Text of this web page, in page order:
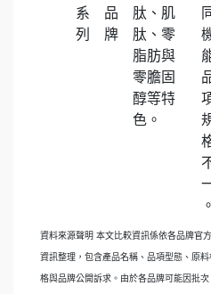
系
列
品
牌
肽、肌
肽、零
脂肪與
零膽固
醇等特
色。
。
資料來源聲明 本文比較資訊係依各品牌官
資訊整理，包含產品名稱、品項型態、原
格與品牌公開訴求。由於各品牌可能因批